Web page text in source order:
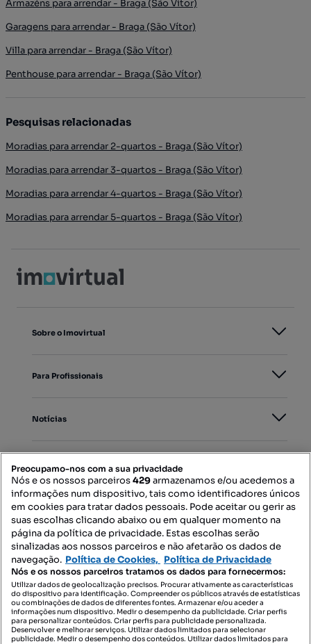
Armazéns para arrendar - Braga (São Vítor)
Garagens para arrendar - Braga (São Vítor)
Villa para arrendar - Braga (São Vítor)
Penthouse para arrendar - Braga (São Vítor)
Pesquisas relacionadas
Moradias para arrendar 2-quartos - Braga (São Vítor)
Moradias para arrendar 3-quartos - Braga (São Vítor)
Moradias para arrendar 4-quartos - Braga (São Vítor)
Moradias para arrendar 5-quartos - Braga (São Vítor)
Sobre o Imovirtual
Para Profissionais
Notícias
Mapa do Site
Contacte-nos
SIGA-NOS:
Preocupamo-nos com a sua privacidade
Nós e os nossos parceiros429armazenamos e/ou acedemos a
informações num dispositivo, tais como identificadores únicos
em cookies para tratar dados pessoais. Pode aceitar ou gerir as
suas escolhas clicando abaixo ou em qualquer momento na
página da política de privacidade. Estas escolhas serão
sinalizadas aos nossos parceiros e não afetarão os dados de
navegação. Política de Cookies, Política de Privacidade
Nós e os nossos parceiros tratamos os dados para fornecermos:
Utilizar dados de geolocalização precisos. Procurar ativamente as características
do dispositivo para identificação. Compreender os públicos através de estatísticas
ou combinações de dados de diferentes fontes. Armazenar e/ou aceder a
informações num dispositivo. Medir o desempenho da publicidade. Criar perfis
para personalizar conteúdos. Criar perfis para publicidade personalizada.
Desenvolver e melhorar serviços. Utilizar dados limitados para selecionar
publicidade. Medir o desempenho dos conteúdos. Utilizar dados limitados para